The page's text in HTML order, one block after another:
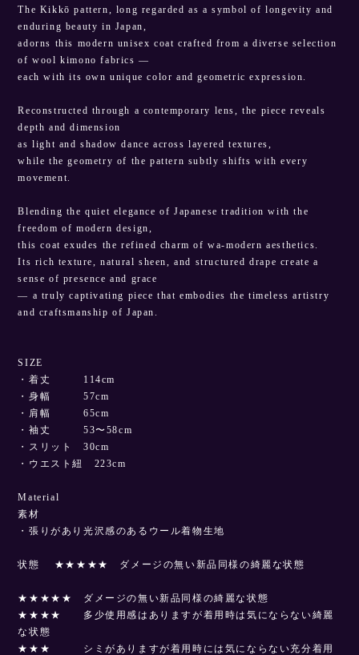
The Kikkō pattern, long regarded as a symbol of longevity and
enduring beauty in Japan,
adorns this modern unisex coat crafted from a diverse selection
of wool kimono fabrics —
each with its own unique color and geometric expression.
Reconstructed through a contemporary lens, the piece reveals
depth and dimension
as light and shadow dance across layered textures,
while the geometry of the pattern subtly shifts with every
movement.
Blending the quiet elegance of Japanese tradition with the
freedom of modern design,
this coat exudes the refined charm of wa-modern aesthetics.
Its rich texture, natural sheen, and structured drape create a
sense of presence and grace
— a truly captivating piece that embodies the timeless artistry
and craftsmanship of Japan.
SIZE
・着丈 114cm
・身幅 57cm
・肩幅 65cm
・袖丈 53〜58cm
・スリット 30cm
・ウエスト紐 223cm
Material
素材
・張りがあり光沢感のあるウール着物生地
状態 ★★★★★ ダメージの無い新品同様の綺麗な状態
★★★★★ ダメージの無い新品同様の綺麗な状態
★★★★ 多少使用感はありますが着用時は気にならない綺麗
な状態
★★★ シミがありますが着用時には気にならない充分着用